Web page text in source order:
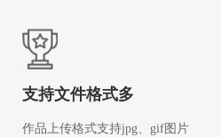
支持文件格式多
作品上传格式支持jpg、gif图片